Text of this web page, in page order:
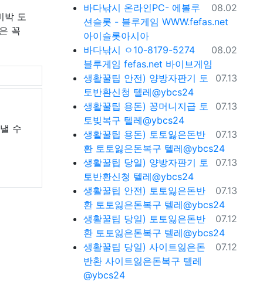
박 도
꼭
수
등록일
08.02
바다낚시 온라인PC- 에볼루
션슬롯 - 블루게임 WWW.fefas.net
아이슬롯아시아
등록일
08.02
바다낚시 ㅇ10-8179-5274
블루게임 fefas.net 바이브게임
등록일
07.13
생활꿀팁 안전) 양방자판기 토
토반환신청 텔레@ybcs24
등록일
07.13
생활꿀팁 용돈) 꽁머니지급 토
토빚복구 텔레@ybcs24
등록일
07.13
생활꿀팁 용돈) 토토잃은돈반
환 토토잃은돈복구 텔레@ybcs24
등록일
07.13
생활꿀팁 당일) 양방자판기 토
토반환신청 텔레@ybcs24
등록일
07.13
생활꿀팁 안전) 토토잃은돈반
환 토토잃은돈복구 텔레@ybcs24
등록일
07.12
생활꿀팁 당일) 토토잃은돈반
환 토토잃은돈복구 텔레@ybcs24
등록일
07.12
생활꿀팁 당일) 사이트잃은돈
반환 사이트잃은돈복구 텔레
@ybcs24